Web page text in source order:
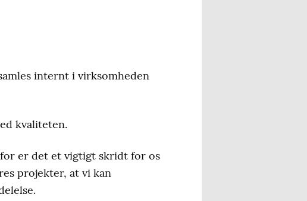
internt i virksomheden
kvaliteten.
er det et vigtigt skridt for os
projekter, at vi kan